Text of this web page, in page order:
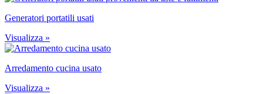
Generatori portatili usati
Visualizza »
Arredamento cucina usato
Visualizza »